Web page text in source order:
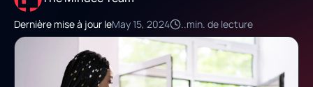
Dernière mise à jour leMay 15, 2024 ..min. de lecture